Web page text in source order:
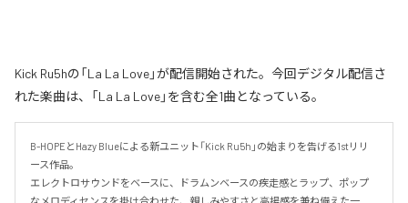
Kick Ru5hの「La La Love」が配信開始された。今回デジタル配信さ
れた楽曲は、「La La Love」を含む全1曲となっている。
B-HOPEとHazy Blueによる新ユニット「Kick Ru5h」の始まりを告げる1stリリ
ース作品。
エレクトロサウンドをベースに、ドラムンベースの疾走感とラップ、ポップ